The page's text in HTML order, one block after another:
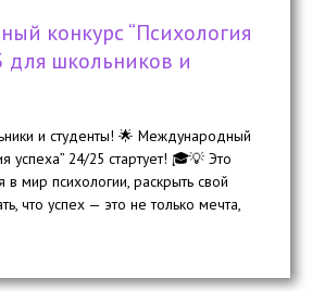
конкурс “Психология
для школьников и
и студенты! 🌟 Международный
успеха” 24/25 стартует! 🎓💡 Это
в мир психологии, раскрыть свой
что успех — это не только мечта,